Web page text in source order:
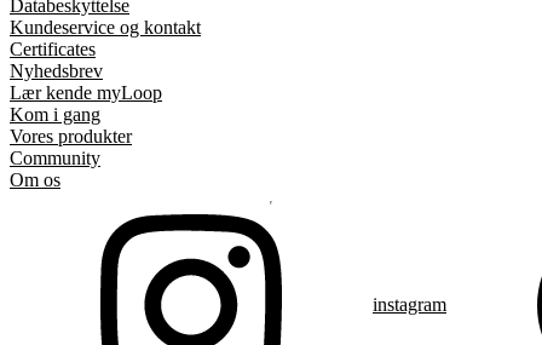
Databeskyttelse
Kundeservice og kontakt
Certificates
Nyhedsbrev
Lær kende myLoop
Kom i gang
Vores produkter
Community
Om os
instagram